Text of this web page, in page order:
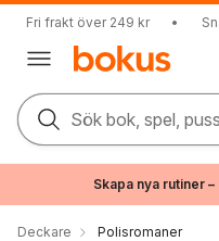
Fri frakt över 249 kr •
Sök bok, spel,
Skapa nya rutiner
Deckare Polisromaner